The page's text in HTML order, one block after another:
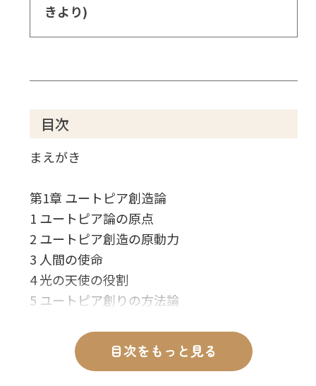
きより)
目次
まえがき
第1章 ユートピア創造論
1 ユートピア論の原点
2 ユートピア創造の原動力
3 人間の使命
4 光の天使の役割
5 ユートピア創りの方法論
第2章 進歩と調和への挑戦-「ユートピア創造
論」講義
目次をもっと見る